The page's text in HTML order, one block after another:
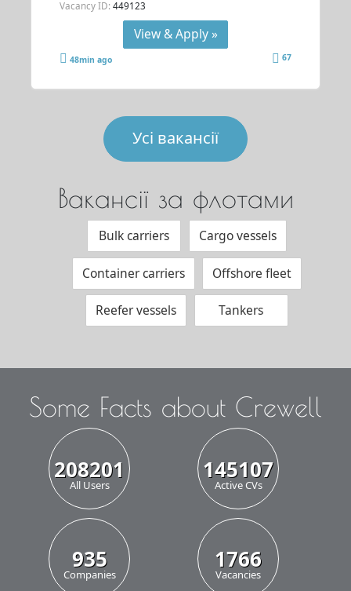
Vacancy ID: 449123
View & Apply »
48min ago 67
Усі вакансії
Вакансії за флотами
Bulk carriers Cargo vessels
Container carriers Offshore fleet
Reefer vessels Tankers
Some Facts about Crewell
307641
All Users
214413
Active CVs
1386
Companies
2615
Vacancies